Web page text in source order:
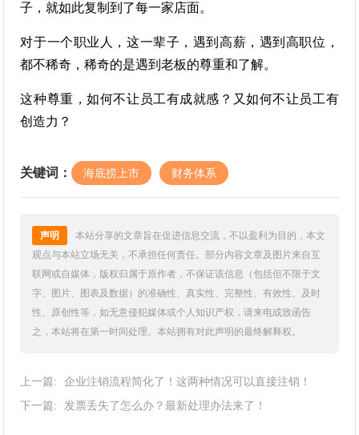
子，就如此复制到了每一家店面。
对于一个职业人，这一辈子，遇到高薪，遇到高职位，
都不稀奇，稀奇的是遇到老板的尊重和了解。
这种尊重，如何不让员工有成就感？又如何不让员工有
创造力？
关键词： 海底捞上市 财务体系
声明
本站分享的文章旨在促进信息交流，不以盈利为目的，本文
观点与本站立场无关，不承担任何责任。部分内容文章及图片来自互
联网或自媒体，版权归属于原作者，不保证该信息（包括但不限于文
字、图片、图表及数据）的准确性、真实性、完整性、有效性、及时
性、原创性等，如无意侵犯媒体或个人知识产权，请来电或致函告
之，本站将在第一时间处理。本站拥有对此声明的最终解释权。
上一篇:
企业注销流程简化了！这两种情况可以直接注销！
下一篇:
发票丢失了怎么办？最新处理办法来了！